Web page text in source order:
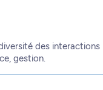
des interactions
gestion.